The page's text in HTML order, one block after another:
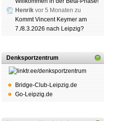
Henrik vor 5 Monaten zu
Kommt Vincent Keymer am
7./8.3.2026 nach Leipzig?
Denksportzentrum
Bridge-Club-Leipzig.de
Go-Leipzig.de